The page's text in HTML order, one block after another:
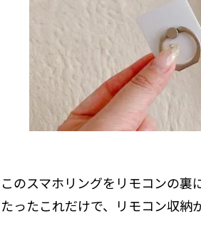
このスマホリングをリモコンの裏
たったこれだけで、リモコン収納